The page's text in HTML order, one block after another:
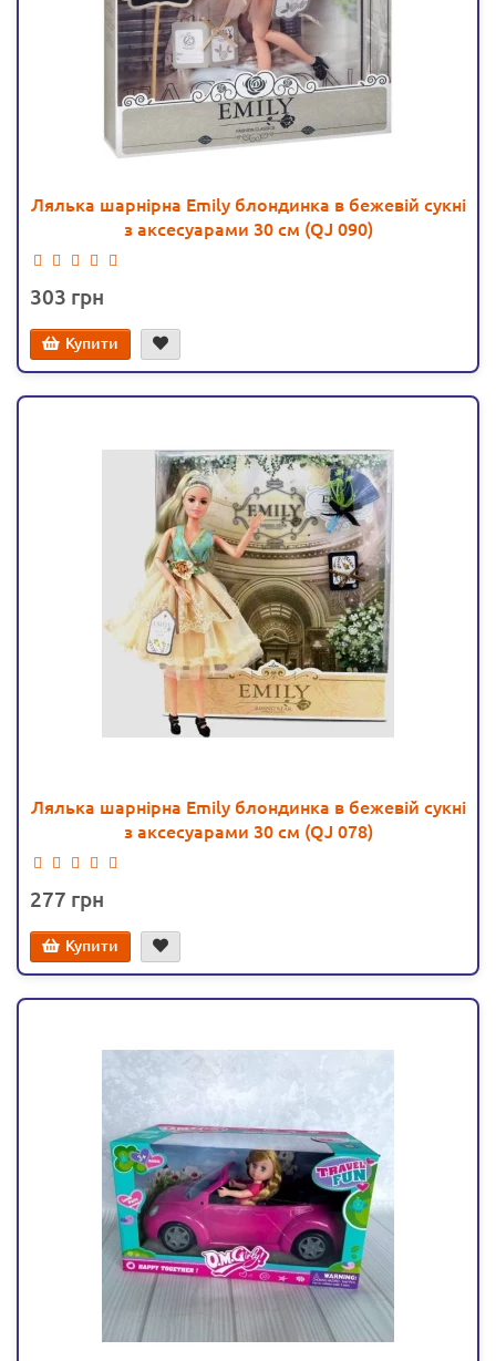
Лялька шарнірна Emily блондинка в бежевій сукні
з аксесуарами 30 см (QJ 090)
303
Купити
Лялька шарнірна Emily блондинка в бежевій сукні
з аксесуарами 30 см (QJ 078)
277
Купити